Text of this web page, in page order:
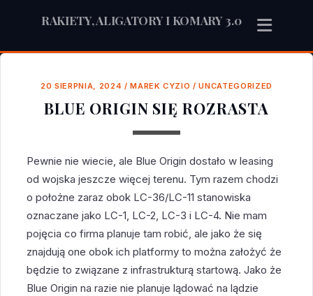
RAKIETY, ALIGATORY I KOMARY 3.0
20 SIERPNIA, 2024 /MAREK CYZIO /UNCATEGORIZED
BLUE ORIGIN SIĘ ROZRASTA
Pewnie nie wiecie, ale Blue Origin dostało w leasing
od wojska jeszcze więcej terenu. Tym razem chodzi
o położne zaraz obok LC-36/LC-11 stanowiska
oznaczane jako LC-1, LC-2, LC-3 i LC-4. Nie mam
pojęcia co firma planuje tam robić, ale jako że się
znajdują one obok ich platformy to można założyć że
będzie to związane z infrastrukturą startową. Jako że
Blue Origin na razie nie planuje lądować na lądzie